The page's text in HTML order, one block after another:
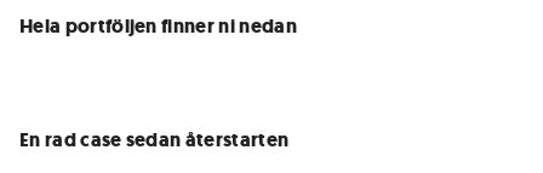
Hela portföljen finner ni nedan
En rad case sedan återstarten